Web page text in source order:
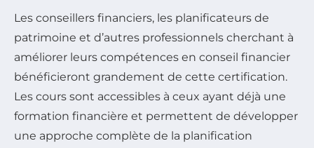
Les conseillers financiers, les planificateurs de
patrimoine et d’autres professionnels cherchant à
améliorer leurs compétences en conseil financier
bénéficieront grandement de cette certification.
Les cours sont accessibles à ceux ayant déjà une
formation financière et permettent de développer
une approche complète de la planification